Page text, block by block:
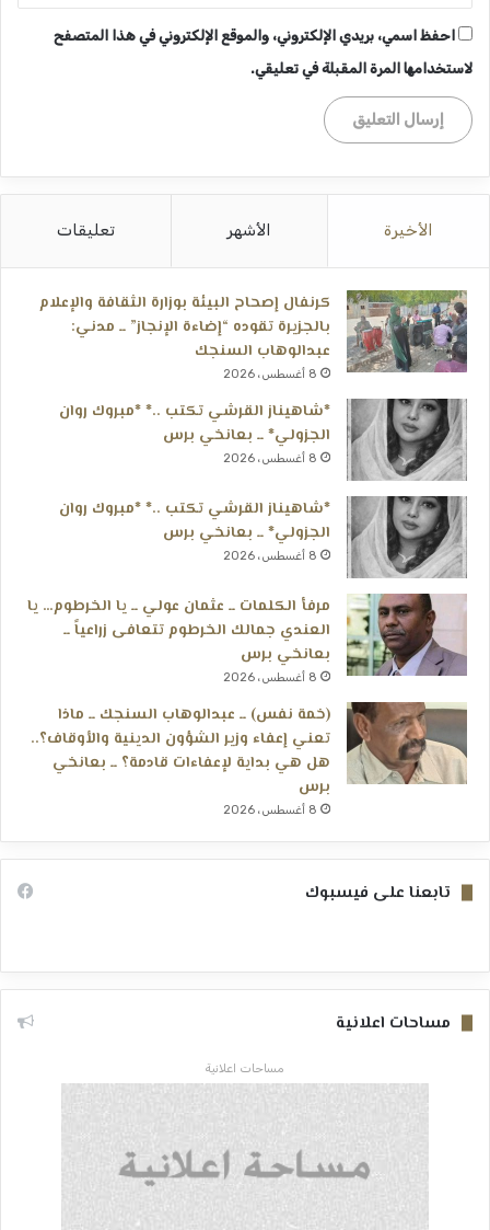
احفظ اسمي، بريدي الإلكتروني، والموقع الإلكتروني في هذا المتصفح
لاستخدامها المرة المقبلة في تعليقي.
الأخيرة الأشهر تعليقات
كرنفال إصحاح البيئة بوزارة الثقافة والإعلام
بالجزيرة تقوده “إضاءة الإنجاز” ــ مدني:
عبدالوهاب السنجك
8 أغسطس، 2026
*شاهيناز القرشي تكتب ..* *مبروك روان
الجزولي* ــ بعانخي برس
8 أغسطس، 2026
*شاهيناز القرشي تكتب ..* *مبروك روان
الجزولي* ــ بعانخي برس
8 أغسطس، 2026
مرفأ الكلمات ــ عثمان عولي ــ يا الخرطوم… يا
العندي جمالك الخرطوم تتعافى زراعياً ــ
بعانخي برس
8 أغسطس، 2026
(خمة نفس) ــ عبدالوهاب السنجك ــ ماذا
تعني إعفاء وزير الشؤون الدينية والأوقاف؟..
هل هي بداية لإعفاءات قادمة؟ ــ بعانخي
برس
8 أغسطس، 2026
تابعنا على فيسبوك
مساحات اعلانية
مساحات اعلانية